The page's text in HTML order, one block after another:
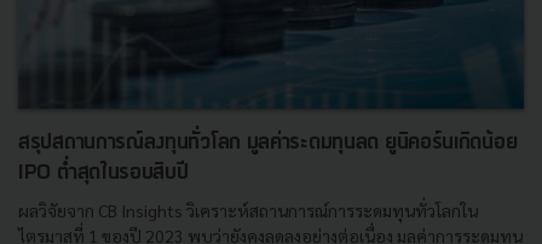
สรุปสถานการณ์ลงทุนทั่วโลก มูลค่าระดมทุนลด ยูนิคอร์นเกิดน้อย
IPO ต่ำสุดในรอบสิบปี
ผลวิจัยจาก CB Insights วิเคราะห์สถานการณ์การระดมทุนทั่วโลกใน
ไตรมาสที่ 1 ของปี 2023 พบว่ายังคงลดลงอย่างต่อเนื่อง มูลค่าการระดมทุน